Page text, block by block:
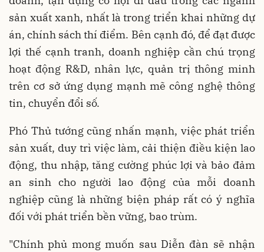
sản xuất xanh, nhất là trong triển khai những dự
án, chính sách thí điểm. Bên cạnh đó, để đạt được
lợi thế cạnh tranh, doanh nghiệp cần chú trọng
hoạt động R&D, nhân lực, quản trị thông minh
trên cơ sở ứng dụng mạnh mẽ công nghệ thông
tin, chuyển đổi số.
Phó Thủ tướng cũng nhấn mạnh, việc phát triển
sản xuất, duy trì việc làm, cải thiện điều kiện lao
động, thu nhập, tăng cường phúc lợi và bảo đảm
an sinh cho người lao động của mỗi doanh
nghiệp cũng là những biện pháp rất có ý nghĩa
đối với phát triển bền vững, bao trùm.
"Chính phủ mong muốn sau Diễn đàn sẽ nhận